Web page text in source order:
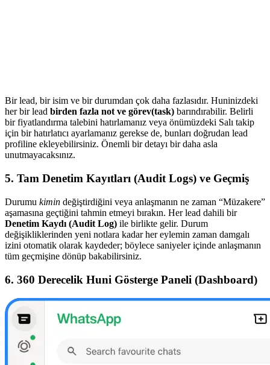
Bir lead, bir isim ve bir durumdan çok daha fazlasıdır. Huninizdeki
her bir lead birden fazla not ve görev(task) barındırabilir. Belirli
bir fiyatlandırma talebini hatırlamanız veya önümüzdeki Salı takip
için bir hatırlatıcı ayarlamanız gerekse de, bunları doğrudan lead
profiline ekleyebilirsiniz. Önemli bir detayı bir daha asla
unutmayacaksınız.
5. Tam Denetim Kayıtları (Audit Logs) ve Geçmiş
Durumu kimin değiştirdiğini veya anlaşmanın ne zaman “Müzakere”
aşamasına geçtiğini tahmin etmeyi bırakın. Her lead dahili bir
Denetim Kaydı (Audit Log) ile birlikte gelir. Durum
değişikliklerinden yeni notlara kadar her eylemin zaman damgalı
izini otomatik olarak kaydeder; böylece saniyeler içinde anlaşmanın
tüm geçmişine dönüp bakabilirsiniz.
6. 360 Derecelik Huni Gösterge Paneli (Dashboard)